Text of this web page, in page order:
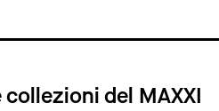
collezioni del MAXXI